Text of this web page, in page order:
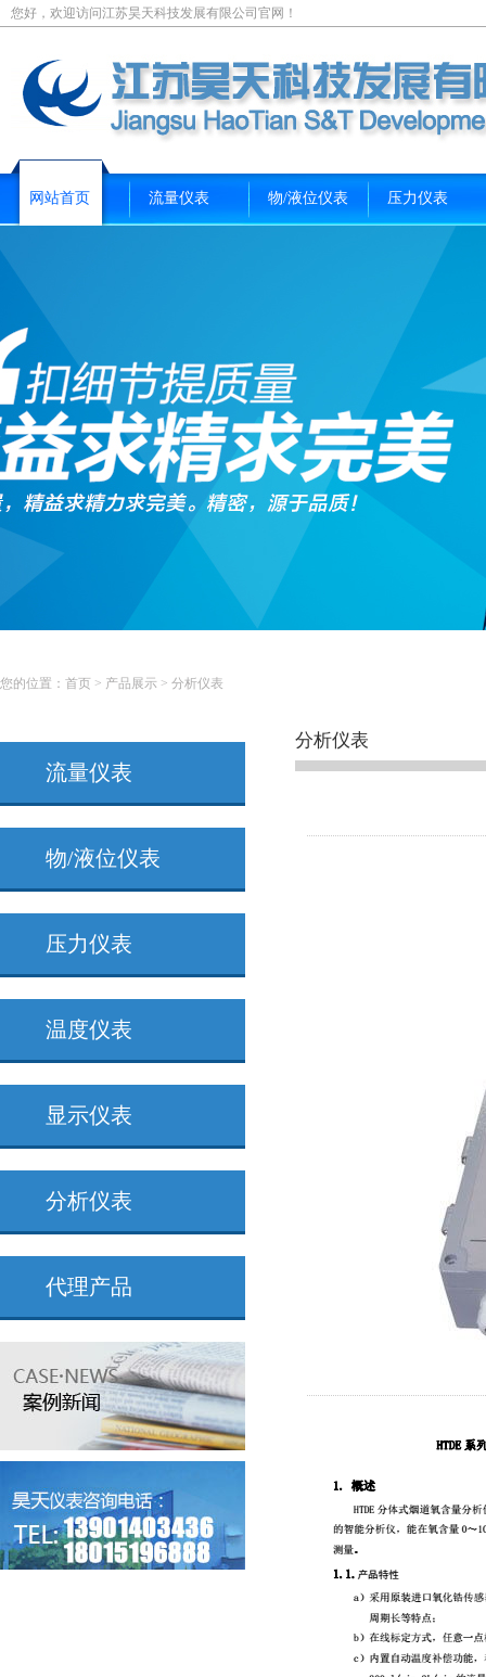
您好，欢迎访问江苏昊天科技发展有限公司官网！
网站首页 流量仪表 物/液位仪表 压力仪表
您的位置： 首页 > 产品展示 > 分析仪表
流量仪表
物/液位仪表
压力仪表
温度仪表
显示仪表
分析仪表
代理产品
分析仪表